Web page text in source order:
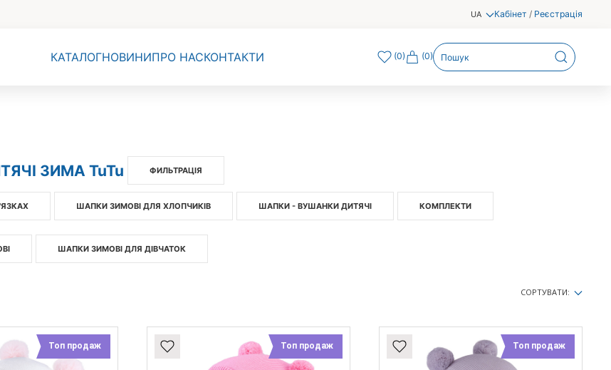
UA Кабінет / Реєстрація
КАТАЛОГНОВИНИПРО НАСКОНТАКТИ (0) (0)
ЗИМА TuTu ФИЛЬТРАЦІЯ
ШАПКИ ЗИМОВІ ДЛЯ ХЛОПЧИКІВ ШАПКИ - ВУШАНКИ ДИТЯЧІ КОМПЛЕКТИ
ШАПКИ ЗИМОВІ ДЛЯ ДІВЧАТОК
СОРТУВАТИ:
Топ продаж Топ продаж Топ продаж